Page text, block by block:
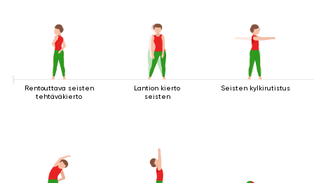
Rentouttava seisten
tehtäväkierto
Lantion kierto
seisten
Seisten kylkirutistus